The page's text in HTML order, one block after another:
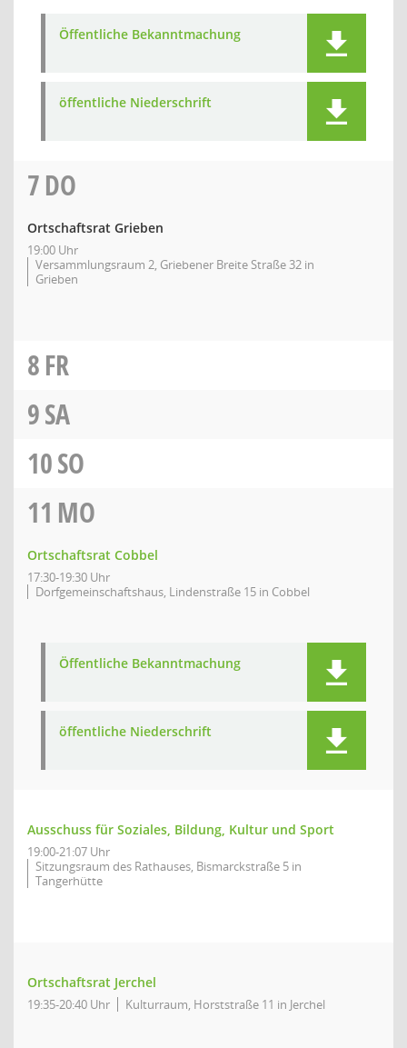
Öffentliche Bekanntmachung
öffentliche Niederschrift
7DO
Ortschaftsrat Grieben
19:00 Uhr
Versammlungsraum 2, Griebener Breite Straße 32 in
Grieben
8FR
9SA
10SO
11 MO
Ortschaftsrat Cobbel
17:30-19:30 Uhr
Dorfgemeinschaftshaus, Lindenstraße 15 in Cobbel
Öffentliche Bekanntmachung
öffentliche Niederschrift
Ausschuss für Soziales, Bildung, Kultur und Sport
19:00-21:07 Uhr
Sitzungsraum des Rathauses, Bismarckstraße 5 in
Tangerhütte
Ortschaftsrat Jerchel
19:35-20:40 Uhr Kulturraum, Horststraße 11 in Jerchel